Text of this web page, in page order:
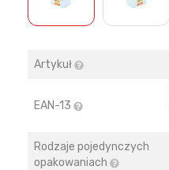
Artykuł
EAN-13
Rodzaje pojedynczych
opakowaniach